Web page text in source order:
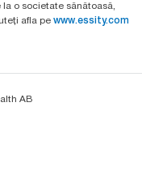
o societate sănătoasă,
afla pe www.essity.com
AB